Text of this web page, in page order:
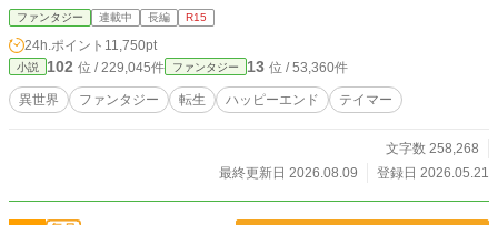
次々とスキルが増えていく！？ 努力を惜しまないマヤが素敵な人達に愛されな
がら、見守られながら、一流冒険者になっていく。 不運だらけのOLが、5歳か
ら始める幸せな異世界やり直し人生。
ファンタジー 連載中 長編 R15
24h.ポイント 11,750pt
小説 102 位 / 229,045件 ファンタジー 13 位 / 53,360件
異世界 ファンタジー 転生 ハッピーエンド テイマー
文字数 258,268
最終更新日 2026.08.09
登録日 2026.05.21